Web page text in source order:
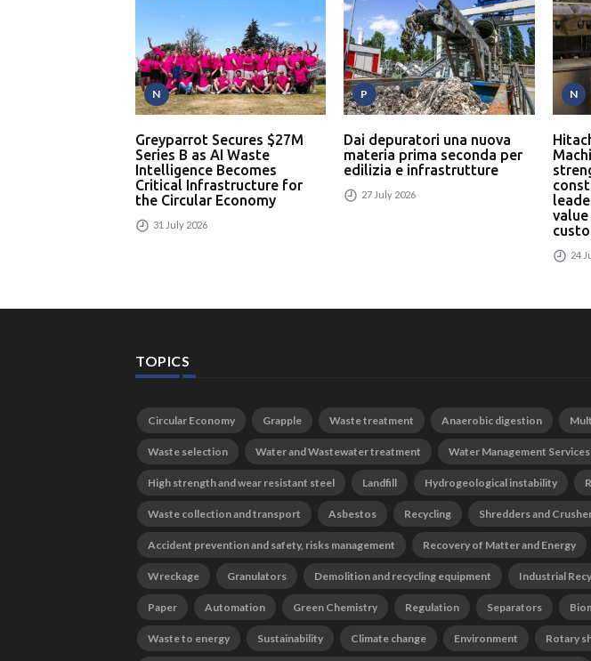
N
Greyparrot Secures $27M
Series B as AI Waste
Intelligence Becomes
Critical Infrastructure for
the Circular Economy
31 July 2026
P
Dai depuratori una nuova
materia prima seconda per
edilizia e infrastrutture
27 July 2026
N
24
TOPICS
Circular Economy Grapple Waste treatment Anaerobic digestion
Waste selection Water and Wastewater treatment Water Management Services
High strength and wear resistant steel Landfill Hydrogeological instability
Waste collection and transport Asbestos Recycling Shredders and
Accident prevention and safety, risks management Recovery of Matter and Energy
Wreckage Granulators Demolition and recycling equipment Industrial
Paper Automation Green Chemistry Regulation Separators
Waste to energy Sustainability Climate change Environment Rotary